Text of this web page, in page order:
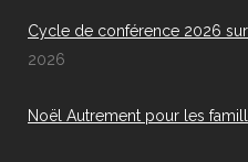
Cycle de conférence 2026
2026
Noël Autrement pour les